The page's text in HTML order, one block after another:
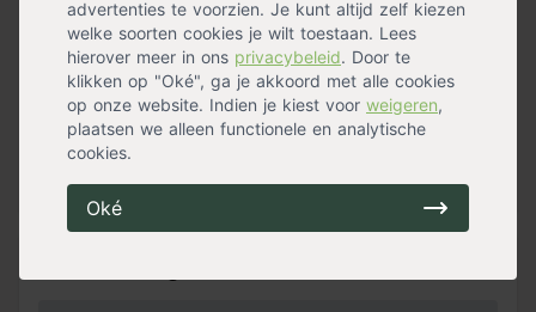
advertenties te voorzien. Je kunt altijd zelf kiezen
welke soorten cookies je wilt toestaan. Lees
hierover meer in ons privacybeleid. Door te
klikken op "Oké", ga je akkoord met alle cookies
op onze website. Indien je kiest voor weigeren,
plaatsen we alleen functionele en analytische
cookies.
Oké
Onderhoud
Eenvoudig
Standplaats
Halfschaduw ,Schaduw,Zon
Eetbaar
Nee
Bloemen
Nee
Waterbehoefte
Gemiddeld
Groeisnelheid
Langzaam
Geurend
Stekels
Nee
Meer specificaties »